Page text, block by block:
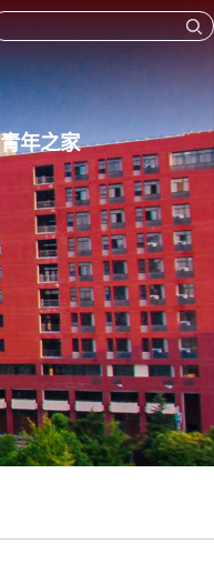
青年之家